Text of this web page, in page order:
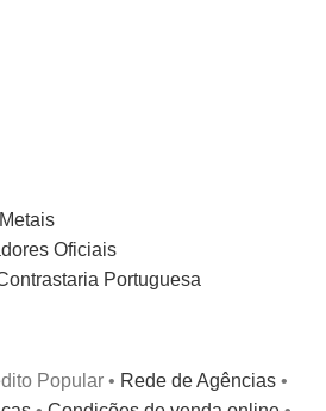
Oficiais
Portuguesa
Popular • Rede de Agências•